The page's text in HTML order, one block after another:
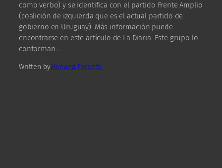
como verbo) y se identifica con el partido Frente Amplio
(coalición de izquierda que es el actual partido de
gobierno en Uruguay). Más información puede
encontrarse en este artículo de La Diaria. Este grupo lo
conforman…
Written byMariana Fossatti